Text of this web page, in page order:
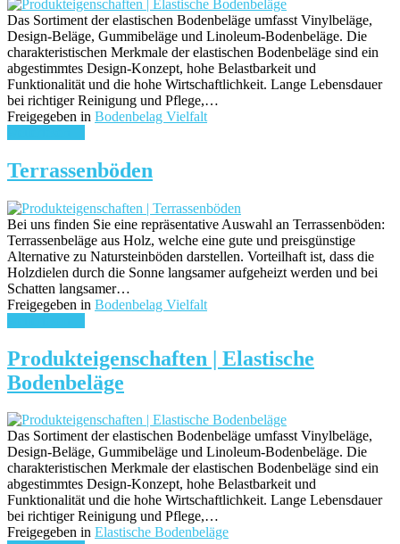
Das Sortiment der elastischen Bodenbeläge umfasst Vinylbeläge,
Design-Beläge, Gummibeläge und Linoleum-Bodenbeläge. Die
charakteristischen Merkmale der elastischen Bodenbeläge sind ein
abgestimmtes Design-Konzept, hohe Belastbarkeit und
Funktionalität und die hohe Wirtschaftlichkeit. Lange Lebensdauer
bei richtiger Reinigung und Pflege,…
Freigegeben in Bodenbelag Vielfalt
Terrassenböden
Bei uns finden Sie eine repräsentative Auswahl an Terrassenböden:
Terrassenbeläge aus Holz, welche eine gute und preisgünstige
Alternative zu Natursteinböden darstellen. Vorteilhaft ist, dass die
Holzdielen durch die Sonne langsamer aufgeheizt werden und bei
Schatten langsamer…
Freigegeben in Bodenbelag Vielfalt
Produkteigenschaften | Elastische
Bodenbeläge
Das Sortiment der elastischen Bodenbeläge umfasst Vinylbeläge,
Design-Beläge, Gummibeläge und Linoleum-Bodenbeläge. Die
charakteristischen Merkmale der elastischen Bodenbeläge sind ein
abgestimmtes Design-Konzept, hohe Belastbarkeit und
Funktionalität und die hohe Wirtschaftlichkeit. Lange Lebensdauer
bei richtiger Reinigung und Pflege,…
Freigegeben in Elastische Bodenbeläge